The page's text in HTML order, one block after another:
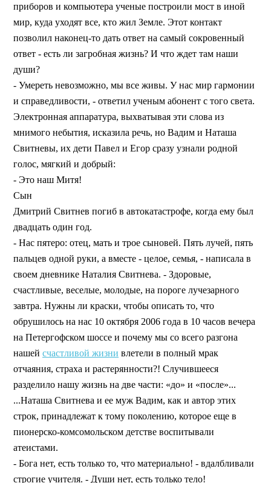
приборов и компьютера ученые построили мост в иной
мир, куда уходят все, кто жил Земле. Этот контакт
позволил наконец-то дать ответ на самый сокровенный
ответ - есть ли загробная жизнь? И что ждет там наши
души?
- Умереть невозможно, мы все живы. У нас мир гармонии
и справедливости, - ответил ученым абонент с того света.
Электронная аппаратура, выхватывая эти слова из
мнимого небытия, исказила речь, но Вадим и Наташа
Свитневы, их дети Павел и Егор сразу узнали родной
голос, мягкий и добрый:
- Это наш Митя!
Сын
Дмитрий Свитнев погиб в автокатастрофе, когда ему был
двадцать один год.
- Нас пятеро: отец, мать и трое сыновей. Пять лучей, пять
пальцев одной руки, а вместе - целое, семья, - написала в
своем дневнике Наталия Свитнева. - Здоровые,
счастливые, веселые, молодые, на пороге лучезарного
завтра. Нужны ли краски, чтобы описать то, что
обрушилось на нас 10 октября 2006 года в 10 часов вечера
на Петергофском шоссе и почему мы со всего разгона
нашей счастливой жизни влетели в полный мрак
отчаяния, страха и растерянности?! Случившееся
разделило нашу жизнь на две части: «до» и «после»...
...Наташа Свитнева и ее муж Вадим, как и автор этих
строк, принадлежат к тому поколению, которое еще в
пионерско-комсомольском детстве воспитывали
атеистами.
- Бога нет, есть только то, что материально! - вдалбливали
строгие учителя. - Души нет, есть только тело!